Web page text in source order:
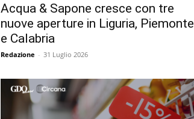
Acqua & Sapone cresce con tre
nuove aperture in Liguria, Piemonte
e Calabria
Redazione - 31 Luglio 2026